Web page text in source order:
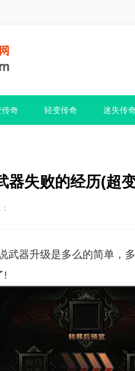
传奇 轻变传奇 迷失传
器失败的经历(超
器升级是多么的简单，
!